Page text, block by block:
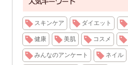
スキンケア ダイエット
健康 美肌 コスメ
みんなのアンケート ネイル